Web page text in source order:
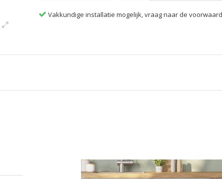
Vakkundige installatie mogelijk, vraag naar de